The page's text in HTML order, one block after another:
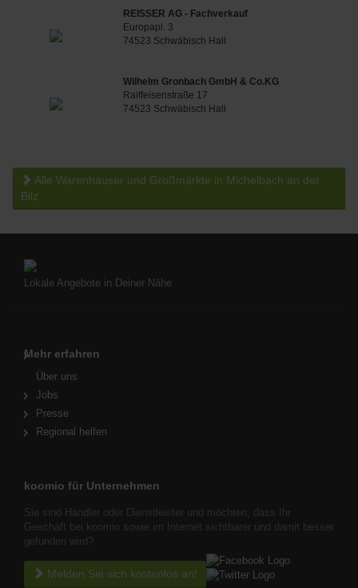
REISSER AG - Fachverkauf
Europapl. 3
74523 Schwäbisch Hall
Wilhelm Gronbach GmbH & Co.KG
Raiffeisenstraße 17
74523 Schwäbisch Hall
Alle Warenhäuser und Großmärkte in Michelbach an der
Bilz
Lokale Angebote in Deiner Nähe
Mehr erfahren
Über uns
Jobs
Presse
Regional helfen
koomio für Unternehmen
Sie sind Händler oder Dienstleister und möchten, dass Ihr
Geschäft bei koomio sowie im Internet sichtbarer und damit besser
gefunden wird?
Melden Sie sich kostenlos an!